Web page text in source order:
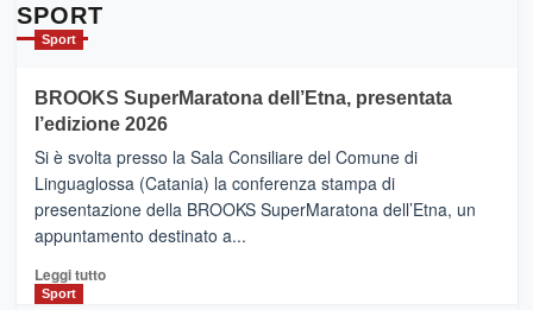
con
la
Al
via
i
collegamenti
SPORT
Sport
BROOKS SuperMaratona dell’Etna, presentata
l’edizione 2026
Si è svolta presso la Sala Consiliare del Comune di
Linguaglossa (Catania) la conferenza stampa di
presentazione della BROOKS SuperMaratona dell’Etna, un
appuntamento destinato a...
Leggi tuttoLeggi
Sport